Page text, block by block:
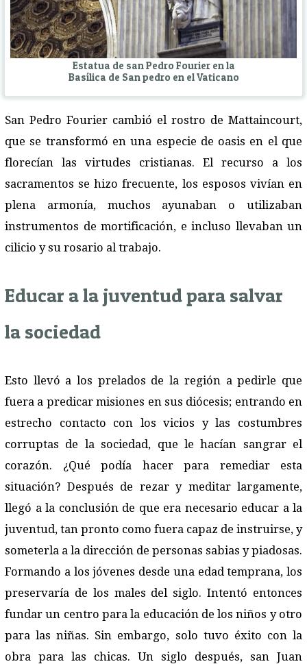
Estatua de san Pedro Fourier en la
Basílica de San pedro en el Vaticano
San Pedro Fourier cambió el rostro de Mattaincourt,
que se transformó en una especie de oasis en el que
florecían las virtudes cristianas. El recurso a los
sacramentos se hizo frecuente, los esposos vivían en
plena armonía, muchos ayunaban o utilizaban
instrumentos de mortificación, e incluso llevaban un
cilicio y su rosario al trabajo.
Educar a la juventud para salvar
la sociedad
Esto llevó a los prelados de la región a pedirle que
fuera a predicar misiones en sus diócesis; entrando en
estrecho contacto con los vicios y las costumbres
corruptas de la sociedad, que le hacían sangrar el
corazón. ¿Qué podía hacer para remediar esta
situación? Después de rezar y meditar largamente,
llegó a la conclusión de que era necesario educar a la
juventud, tan pronto como fuera capaz de instruirse, y
someterla a la dirección de personas sabias y piadosas.
Formando a los jóvenes desde una edad temprana, los
preservaría de los males del siglo. Intentó entonces
fundar un centro para la educación de los niños y otro
para las niñas. Sin embargo, solo tuvo éxito con la
obra para las chicas. Un siglo después, san Juan